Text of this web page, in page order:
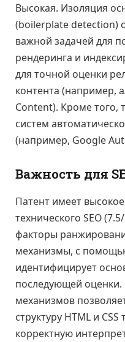
Высокая. Изоляция
(boilerplate detection)
важной задачей для
рендеринга и
для точной оценки
контента (например,
Content). Кроме того,
систем
(например, Google
Важность для
Патент имеет
технического SEO
факторы
механизмы, с
идентифицирует
последующей
механизмов
структуру HTML и
корректную